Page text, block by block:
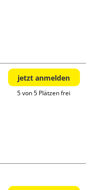
jetzt anmelden
5 von 5 Plätzen frei